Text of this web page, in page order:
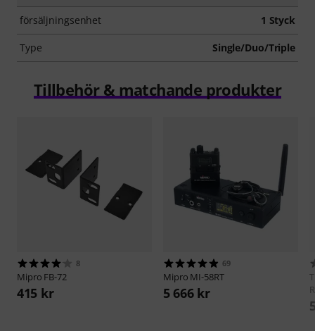
försäljningsenhet 1 Styck
Type Single/Duo/Triple
Tillbehör & matchande produkter
8
Mipro FB-72
415 kr
69
Mipro MI-58RT
5 666 kr